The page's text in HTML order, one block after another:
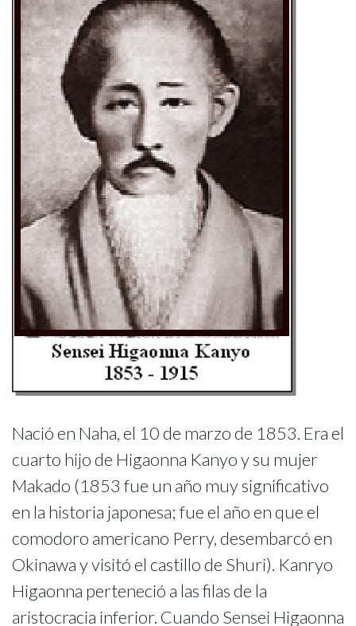
Nació en Naha, el 10 de marzo de 1853. Era el
cuarto hijo de Higaonna Kanyo y su mujer
Makado (1853 fue un año muy significativo
en la historia japonesa; fue el año en que el
comodoro americano Perry, desembarcó en
Okinawa y visitó el castillo de Shuri). Kanryo
Higaonna perteneció a las filas de la
aristocracia inferior. Cuando Sensei Higaonna